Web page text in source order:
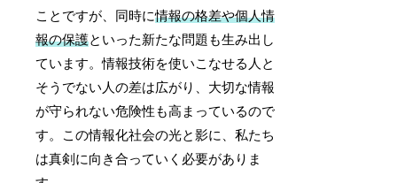
ことですが、同時に情報の格差や個人情
報の保護といった新たな問題も生み出し
ています。情報技術を使いこなせる人と
そうでない人の差は広がり、大切な情報
が守られない危険性も高まっているので
す。この情報化社会の光と影に、私たち
は真剣に向き合っていく必要がありま